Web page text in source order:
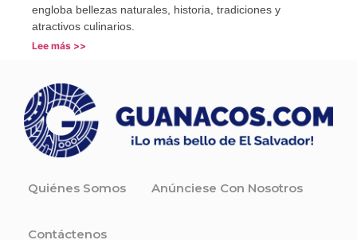
engloba bellezas naturales, historia, tradiciones y
atractivos culinarios.
Lee más >>
Quiénes Somos Anúnciese Con Nosotros
Contáctenos